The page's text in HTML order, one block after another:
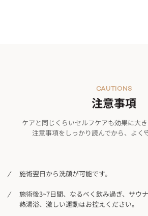
注意事項
CAUTIONS
ケアと同じくらいセルフケアも効果に大き
注意事項をしっかり読んでから、よく
施術翌日から洗顔が可能です。
施術後3~7日間、なるべく飲み過ぎ、サウ
熱湯浴、激しい運動はお控えください。